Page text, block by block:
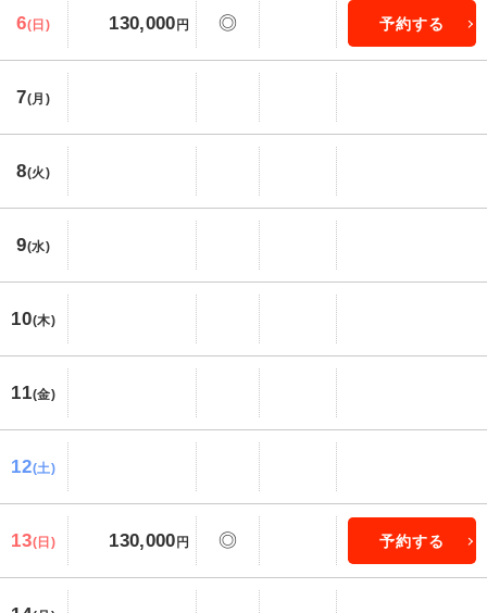
6(日) 130,000 円 ◎ 予約する
7(月)
8(火)
9(水)
10(木)
11(金)
12(土)
13(日) 130,000 円 ◎ 予約する